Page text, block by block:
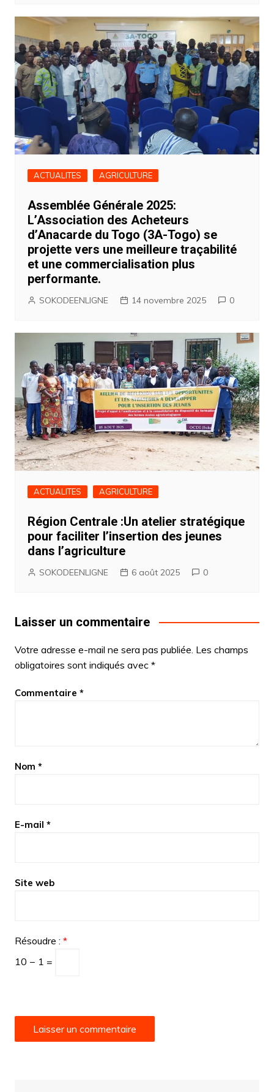
ACTUALITES AGRICULTURE
Assemblée Générale 2025:
L’Association des Acheteurs
d’Anacarde du Togo (3A-Togo) se
projette vers une meilleure traçabilité
et une commercialisation plus
performante.
SOKODEENLIGNE 14 novembre 2025 0
ACTUALITES AGRICULTURE
Région Centrale :Un atelier stratégique
pour faciliter l’insertion des jeunes
dans l’agriculture
SOKODEENLIGNE 6 août 2025 0
Laisser un commentaire
Votre adresse e-mail ne sera pas publiée. Les champs
obligatoires sont indiqués avec *
Commentaire *
Nom *
E-mail *
Site web
Résoudre : *
10 − 1 =